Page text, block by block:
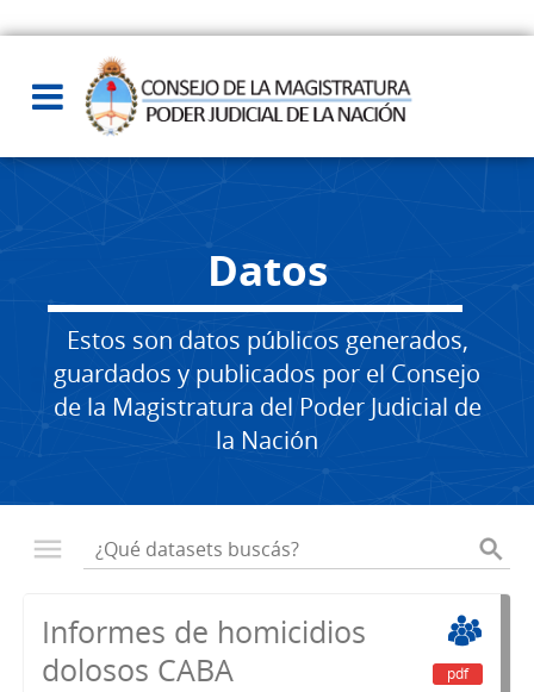
Datos
Estos son datos públicos generados,
guardados y publicados por el Consejo
de la Magistratura del Poder Judicial de
la Nación
Informes de homicidios
dolosos CABA
pdf